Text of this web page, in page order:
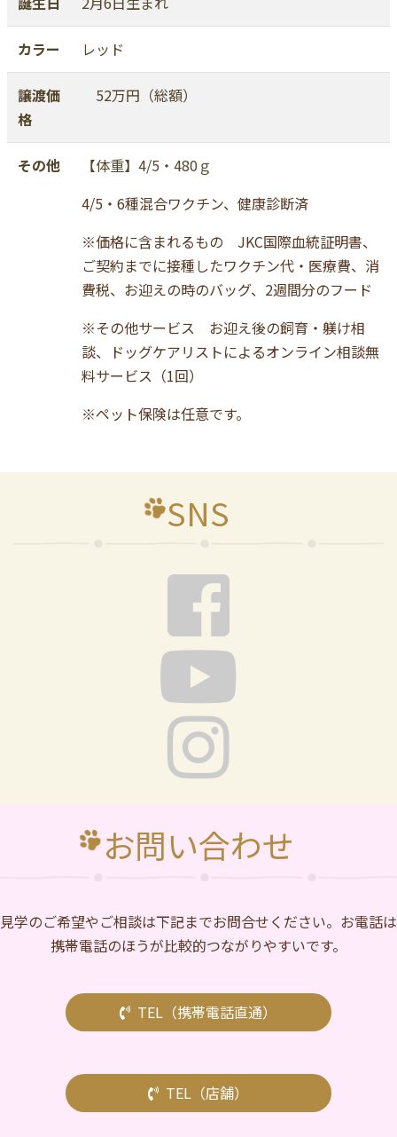
カラー レッド
譲渡価
格
52万円（総額）
その他
【体重】4/5・480ｇ
4/5・6種混合ワクチン、健康診断済
※価格に含まれるもの JKC国際血統証明書、
ご契約までに接種したワクチン代・医療費、消
費税、お迎えの時のバッグ、2週間分のフード
※その他サービス お迎え後の飼育・躾け相
談、ドッグケアリストによるオンライン相談無
料サービス（1回）
※ペット保険は任意です。
SNS
お問い合わせ
⾒学のご希望やご相談は下記までお問合せください。お電話は
携帯電話のほうが比較的つながりやすいです。
TEL（携帯電話直通）
TEL（店舗）